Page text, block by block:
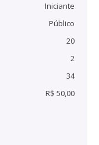
Iniciante
Público
20
2
34
R$ 50,00